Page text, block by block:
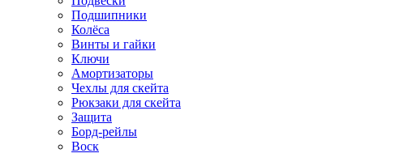
Подшипники
Колёса
Винты и гайки
Ключи
Амортизаторы
Чехлы для скейта
Рюкзаки для скейта
Защита
Борд-рейлы
Воск